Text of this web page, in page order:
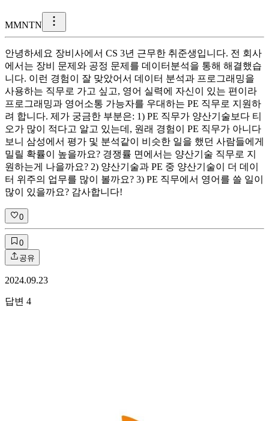
MMNTN
안녕하세요 장비사에서 CS 3년 근무한 취준생입니다. 전 회사
에서는 장비 문제와 공정 문제를 데이터분석을 통해 해결했습
니다. 이런 경험이 잘 맞았어서 데이터 분석과 프로그래밍을
사용하는 직무로 가고 싶고, 영어 실력에 자신이 있는 편이라
프로그래밍과 영어소통 가능자를 우대하는 PE 직무로 지원하
려 합니다. 제가 궁금한 부분은: 1) PE 직무가 양산기술보다 티
오가 많이 적다고 알고 있는데, 원래 경험이 PE 직무가 아니다
보니 삼성에서 평가 및 분석같이 비슷한 일을 했던 사람들에게
밀릴 확률이 높을까요? 경쟁률 면에서는 양산기술 직무로 지
원하는게 나을까요? 2) 양산기술과 PE 중 양산기술이 더 데이
터 위주의 업무를 많이 볼까요? 3) PE 직무에서 영어를 쓸 일이
많이 있을까요? 감사합니다!
0
0
공유
2024.09.23
답변 4